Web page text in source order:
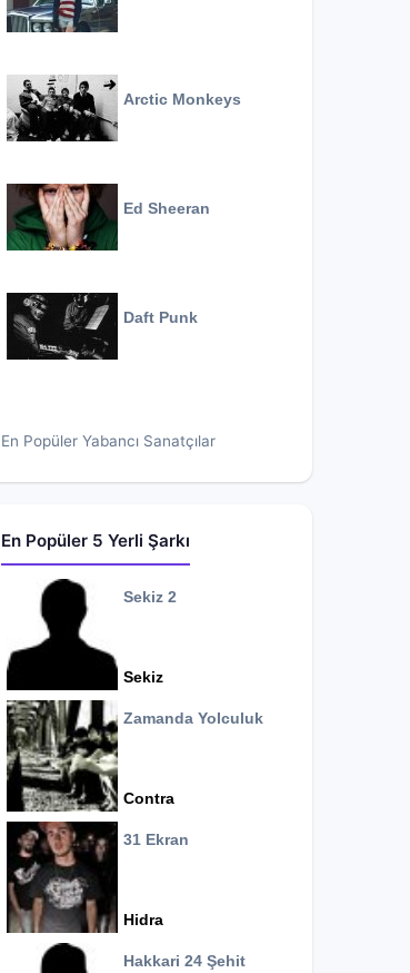
Arctic Monkeys
Ed Sheeran
Daft Punk
En Popüler Yabancı Sanatçılar
En Popüler 5 Yerli Şarkı
Sekiz 2
Sekiz
Zamanda Yolculuk
Contra
31 Ekran
Hidra
Hakkari 24 Şehit